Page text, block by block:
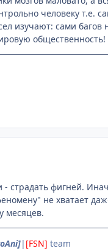
человеку т.е.
изучают: сами багов
общественность!
страдать фигней.
не хватает
месяцев.
| [FSN] team